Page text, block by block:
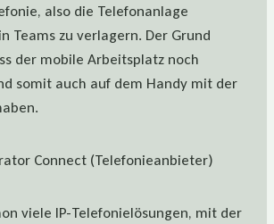
also die Telefonanlage
Teams zu verlagern. Der Grund
der mobile Arbeitsplatz noch
somit auch auf dem Handy mit der
viele IP-Telefonielösungen, mit der